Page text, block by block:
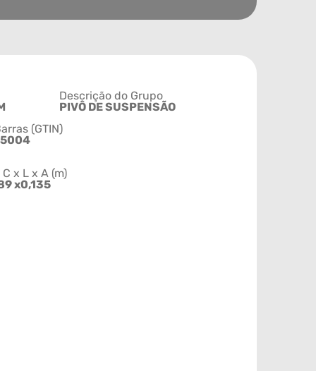
Descrição do Grupo
PIVÔ DE SUSPENSÃO
(GTIN)
x L x A (m)
x0,135